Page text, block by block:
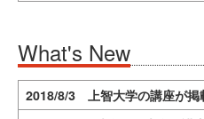
What's New
2018/8/3 上智大学の講座が掲